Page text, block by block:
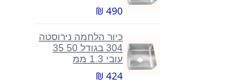
₪ 490
כיור הלחמה נירוסטה
304 בגודל 50 35
עובי 1.3 ממ
₪ 424